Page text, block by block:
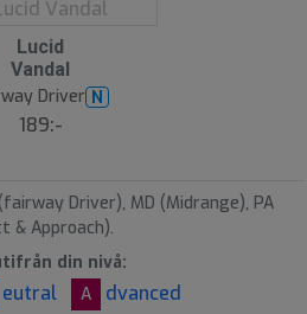
Lucid
Vandal
Driver N
189:-
Driver), MD (Midrange), PA
& Approach).
din nivå:
eutral A dvanced